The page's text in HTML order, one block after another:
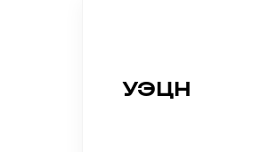
УЭЦН